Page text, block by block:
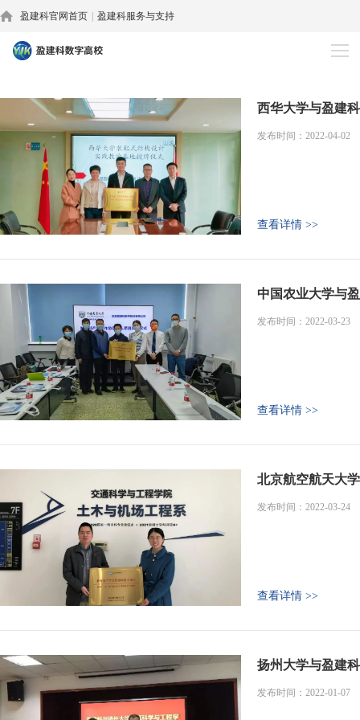
盈建科官网首页 盈建科服务与支持
西华大学与盈建
发布时间：2022-04-02
查看详情 >>
中国农业大学与
发布时间：2022-03-23
查看详情 >>
北京航空航天大
发布时间：2022-03-24
查看详情 >>
扬州大学与盈建
发布时间：2022-01-07